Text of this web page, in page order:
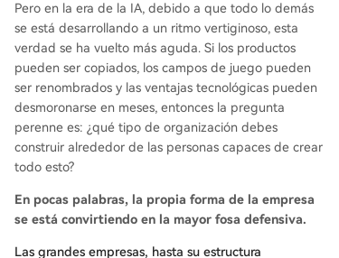
Pero en la era de la IA, debido a que todo lo demás
se está desarrollando a un ritmo vertiginoso, esta
verdad se ha vuelto más aguda. Si los productos
pueden ser copiados, los campos de juego pueden
ser renombrados y las ventajas tecnológicas pueden
desmoronarse en meses, entonces la pregunta
perenne es: ¿qué tipo de organización debes
construir alrededor de las personas capaces de crear
todo esto?
En pocas palabras, la propia forma de la empresa
se está convirtiendo en la mayor fosa defensiva.
Las grandes empresas, hasta su estructura